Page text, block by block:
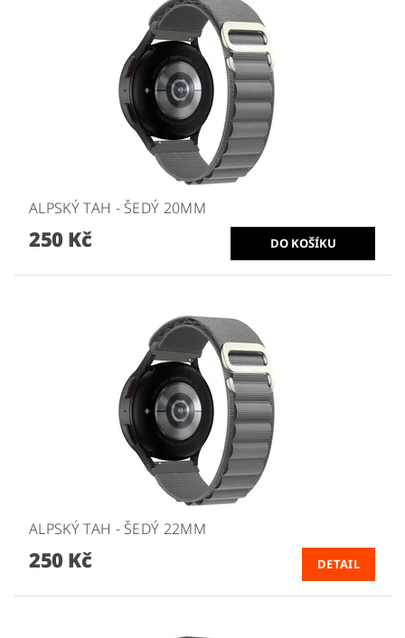
ALPSKÝ TAH - ŠEDÝ 20MM
250 Kč
ALPSKÝ TAH - ŠEDÝ 22MM
250 Kč DETAIL